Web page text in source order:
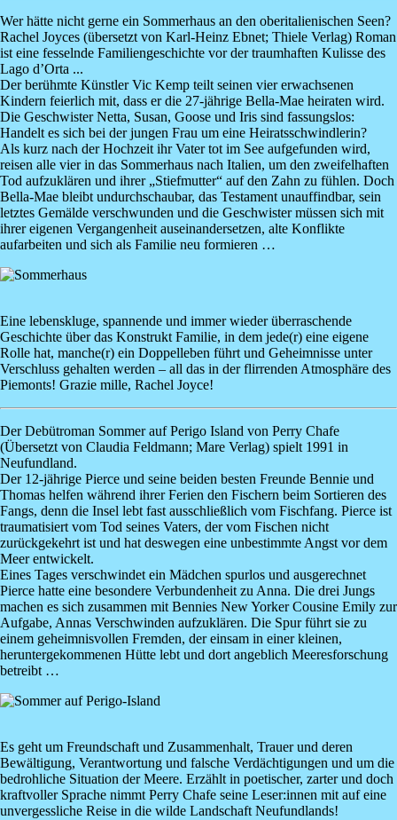
Wer hätte nicht gerne ein Sommerhaus an den oberitalienischen Seen?
Rachel Joyces (übersetzt von Karl-Heinz Ebnet; Thiele Verlag) Roman
ist eine fesselnde Familiengeschichte vor der traumhaften Kulisse des
Lago d’Orta ...
Der berühmte Künstler Vic Kemp teilt seinen vier erwachsenen
Kindern feierlich mit, dass er die 27-jährige Bella-Mae heiraten wird.
Die Geschwister Netta, Susan, Goose und Iris sind fassungslos:
Handelt es sich bei der jungen Frau um eine Heiratsschwindlerin?
Als kurz nach der Hochzeit ihr Vater tot im See aufgefunden wird,
reisen alle vier in das Sommerhaus nach Italien, um den zweifelhaften
Tod aufzuklären und ihrer „Stiefmutter“ auf den Zahn zu fühlen. Doch
Bella-Mae bleibt undurchschaubar, das Testament unauffindbar, sein
letztes Gemälde verschwunden und die Geschwister müssen sich mit
ihrer eigenen Vergangenheit auseinandersetzen, alte Konflikte
aufarbeiten und sich als Familie neu formieren …
Image
Eine lebenskluge, spannende und immer wieder überraschende
Geschichte über das Konstrukt Familie, in dem jede(r) eine eigene
Rolle hat, manche(r) ein Doppelleben führt und Geheimnisse unter
Verschluss gehalten werden – all das in der flirrenden Atmosphäre des
Piemonts! Grazie mille, Rachel Joyce!
Der Debütroman Sommer auf Perigo Island von Perry Chafe
(Übersetzt von Claudia Feldmann; Mare Verlag) spielt 1991 in
Neufundland.
Der 12-jährige Pierce und seine beiden besten Freunde Bennie und
Thomas helfen während ihrer Ferien den Fischern beim Sortieren des
Fangs, denn die Insel lebt fast ausschließlich vom Fischfang. Pierce ist
traumatisiert vom Tod seines Vaters, der vom Fischen nicht
zurückgekehrt ist und hat deswegen eine unbestimmte Angst vor dem
Meer entwickelt.
Eines Tages verschwindet ein Mädchen spurlos und ausgerechnet
Pierce hatte eine besondere Verbundenheit zu Anna. Die drei Jungs
machen es sich zusammen mit Bennies New Yorker Cousine Emily zur
Aufgabe, Annas Verschwinden aufzuklären. Die Spur führt sie zu
einem geheimnisvollen Fremden, der einsam in einer kleinen,
heruntergekommenen Hütte lebt und dort angeblich Meeresforschung
betreibt …
Image
Es geht um Freundschaft und Zusammenhalt, Trauer und deren
Bewältigung, Verantwortung und falsche Verdächtigungen und um die
bedrohliche Situation der Meere. Erzählt in poetischer, zarter und doch
kraftvoller Sprache nimmt Perry Chafe seine Leser:innen mit auf eine
unvergessliche Reise in die wilde Landschaft Neufundlands!